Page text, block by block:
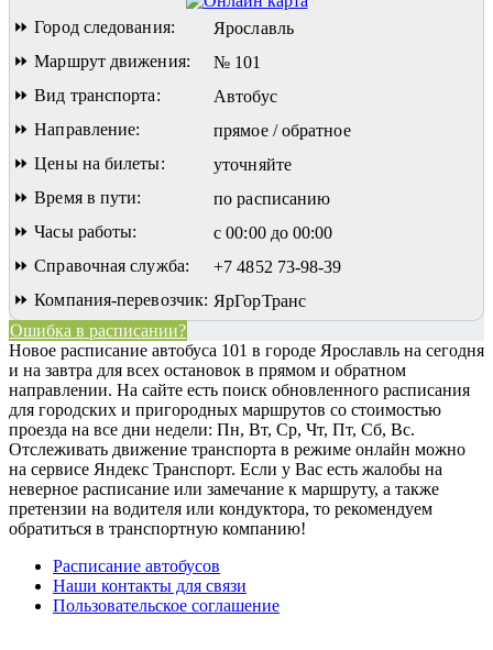
⏩ Город следования:
Ярославль
⏩ Маршрут движения:
№ 101
⏩ Вид транспорта:
Автобус
⏩ Направление:
прямое / обратное
⏩ Цены на билеты:
уточняйте
⏩ Время в пути:
по расписанию
⏩ Часы работы:
с 00:00 до 00:00
⏩ Справочная служба:
+7 4852 73-98-39
⏩ Компания-перевозчик: ЯрГорТранс
Ошибка в расписании?
Новое расписание автобуса 101 в городе Ярославль на сегодня
и на завтра для всех остановок в прямом и обратном
направлении. На сайте есть поиск обновленного расписания
для городских и пригородных маршрутов со стоимостью
проезда на все дни недели: Пн, Вт, Ср, Чт, Пт, Сб, Вс.
Отслеживать движение транспорта в режиме онлайн можно
на сервисе Яндекс Транспорт. Если у Вас есть жалобы на
неверное расписание или замечание к маршруту, а также
претензии на водителя или кондуктора, то рекомендуем
обратиться в транспортную компанию!
Расписание автобусов
Наши контакты для связи
Пользовательское соглашение